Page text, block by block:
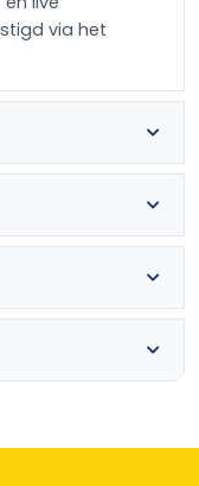
via het